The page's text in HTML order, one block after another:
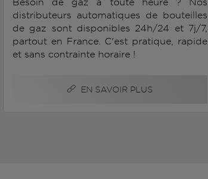
Besoin de gaz à toute heure ? Nos
distributeurs automatiques de bouteilles
de gaz sont disponibles 24h/24 et 7j/7,
partout en France. C'est pratique, rapide
et sans contrainte horaire !
EN SAVOIR PLUS